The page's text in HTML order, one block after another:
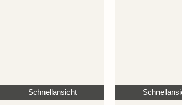
Schnellansicht